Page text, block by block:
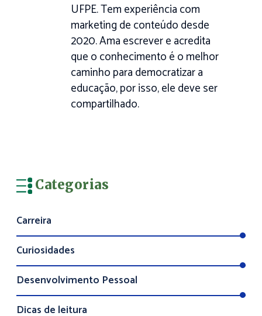
UFPE. Tem experiência com
marketing de conteúdo desde
2020. Ama escrever e acredita
que o conhecimento é o melhor
caminho para democratizar a
educação, por isso, ele deve ser
compartilhado.
Categorias
Carreira
Curiosidades
Desenvolvimento Pessoal
Dicas de leitura